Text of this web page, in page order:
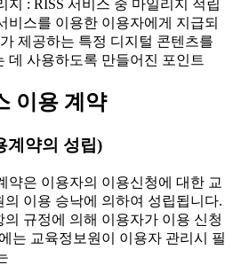
: RISS 서비스 중 마일리지 적립
비스를 이용한 이용자에게 지급되
제공하는 특정 디지털 콘텐츠를
데 사용하도록 만들어진 포인트
이용 계약
계약의 성립)
은 이용자의 이용신청에 대한 교
의 이용 승낙에 의하여 성립됩니다.
규정에 의해 이용자가 이용 신청
는 교육정보원이 이용자 관리시 필